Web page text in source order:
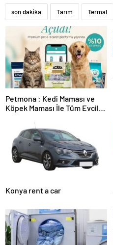
son dakika Tarım Termal
Petmona : Kedi Maması ve
Köpek Maması İle Tüm Evcil
Konya rent a car